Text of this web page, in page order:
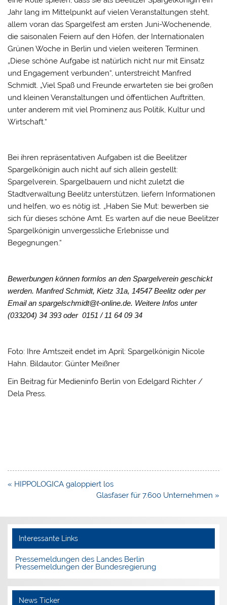
Jahr lang im Mittelpunkt auf vielen Veranstaltungen steht,
allem voran das Spargelfest am ersten Juni-Wochenende,
die saisonalen Feiern auf den Höfen, der Internationalen
Grünen Woche in Berlin und vielen weiteren Terminen.
„Diese schöne Aufgabe ist natürlich nicht nur mit Einsatz
und Engagement verbunden“, unterstreicht Manfred
Schmidt. „Viel Spaß und Freunde erwarteten sie bei großen
und kleinen Veranstaltungen und öffentlichen Auftritten,
unter anderem mit viel Prominenz aus Politik, Kultur und
Wirtschaft.“
Bei ihren repräsentativen Aufgaben ist die Beelitzer
Spargelkönigin auch nicht auf sich allein gestellt:
Spargelverein, Spargelbauern und nicht zuletzt die
Stadtverwaltung Beelitz unterstützen, liefern Informationen
und helfen, wo es nötig ist. „Haben Sie Mut: bewerben sie
sich für dieses schöne Amt. Es warten auf die neue Beelitzer
Spargelkönigin unvergessliche Erlebnisse und
Begegnungen.“
Bewerbungen können formlos an den Spargelverein geschickt
werden. Manfred Schmidt, Kietz 31a, 14547 Beelitz oder per
Email an spargelschmidt@t-online.de. Weitere Infos unter
(033204) 34 393 oder 0151 / 11 64 09 34
Foto: Ihre Amtszeit endet im April: Spargelkönigin Nicole
Hahn. Bildautor: Günter Meißner
Ein Beitrag für Medieninfo Berlin von Edelgard Richter /
Dela Press.
Beitragsnavigation
« HIPPOLOGICA galoppiert los
Glasfaser für 7.600 Unternehmen »
Interessante Links
Pressemeldungen des Landes Berlin
Pressemeldungen der Bundesregierung
News Ticker